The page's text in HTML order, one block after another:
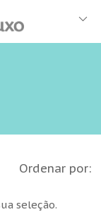
Ordenar por:
seleção.